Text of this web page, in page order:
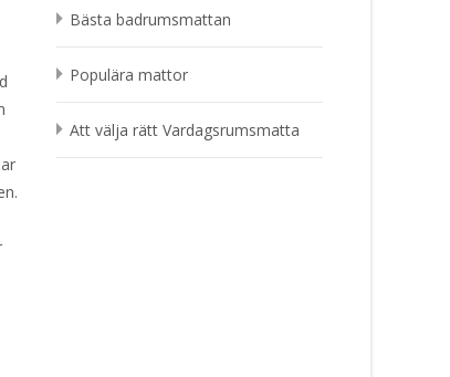
Bästa badrumsmattan
Populära mattor
Att välja rätt Vardagsrumsmatta